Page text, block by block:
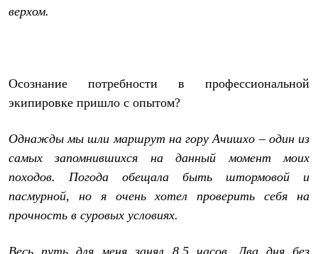
верхом.
Осознание потребности в профессиональной
экипировке пришло с опытом?
Однажды мы шли маршрут на гору Ачишхо – один из
самых запомнившихся на данный момент моих
походов. Погода обещала быть штормовой и
пасмурной, но я очень хотел проверить себя на
прочность в суровых условиях.
Весь путь для меня занял 8,5 часов. Два дня без